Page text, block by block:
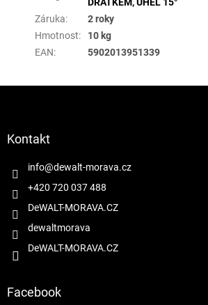
Záruka:
2 roky
Hmotnost:
10 kg
EAN: 5902013951339
Kontakt
info@dewalt-morava.cz
+420 720 037 488
DeWALT-MORAVA.CZ
dewaltmorava
DeWALT-MORAVA.CZ
Facebook